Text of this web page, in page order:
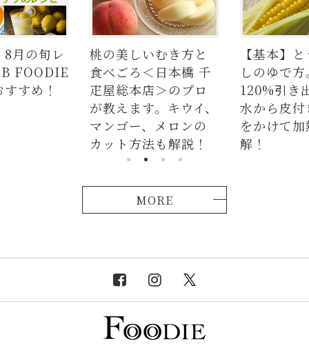
月の旬レ
FOODIE
すめ！
桃の美しいむき方と
食べごろ＜日本橋 千
疋屋総本店＞のプロ
が教えます。キウイ、
マンゴー、メロンの
カット方法も解説！
【基本】
しのゆで
120%引き
水から皮
をかけて
解！
MORE